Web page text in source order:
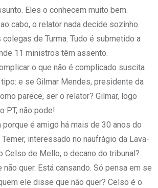
Eles o conhecem muito bem.
cabo, o relator nada decide sozinho.
de Turma. Tudo é submetido a
11 ministros têm assento.
o que não é complicado suscita
e se Gilmar Mendes, presidente da
parece, ser o relator? Gilmar, logo
PT, não pode!
porque é amigo há mais de 30 anos do
interessado no naufrágio da Lava-
Celso de Mello, o decano do tribunal?
quer. Está cansando. Só pensa em se
ele disse que não quer? Celso é o